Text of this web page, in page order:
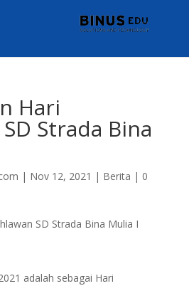
Hari
Strada Bina
| Nov 12, 2021 | Berita | 0
adalah sebagai Hari